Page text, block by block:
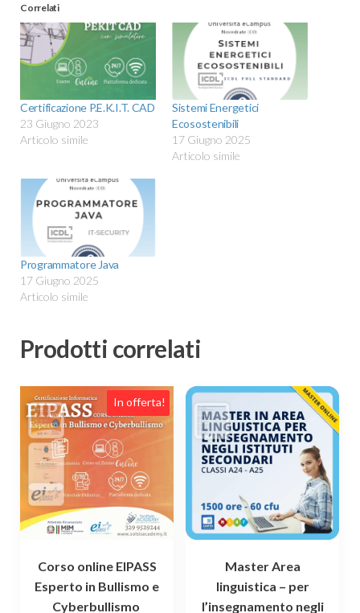
Correlati
Certificazione P.E.K.I.T. CAD
23 Giugno 2023
Articolo simile
Sistemi Energetici
Ecosostenibili
17 Giugno 2025
Articolo simile
Programmatore Java
17 Giugno 2025
Articolo simile
Prodotti correlati
In offerta!
Corso online EIPASS
Esperto in Bullismo e
Cyberbullismo
Master Area
linguistica – per
l’insegnamento negli